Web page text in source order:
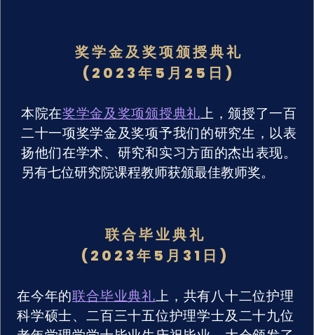
奖学金及奖项颁授典礼
(2023年5月25日)
本院在奖学金及奖项颁授典礼上，颁授了一百
二十一项奖学金及奖项予我们的研究生，以表
扬他们在学术、研究和实习方面的杰出表现。
另有七位研究院课程教师获颁最佳教师奖。
联合毕业典礼
(2023年5月31日)
在今年的联合毕业典礼上，共有八十二位护理
科学硕士、二百三十五位护理学士及二十九位